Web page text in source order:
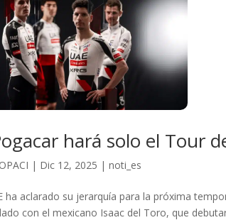
hará solo el Tour
| Dic 12, 2025 |noti_es
ha aclarado su jerarquía para la próxima
con el mexicano Isaac del Toro, que